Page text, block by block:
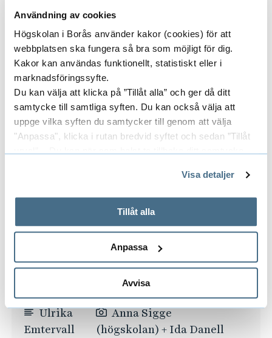
Användning av cookies
Högskolan i Borås använder kakor (cookies) för att
webbplatsen ska fungera så bra som möjligt för dig.
Kakor kan användas funktionellt, statistiskt eller i
marknadsföringssyfte.
Du kan välja att klicka på ”Tillåt alla” och ger då ditt
samtycke till samtliga syften. Du kan också välja att
uppge vilka syften du samtycker till genom att välja
"Anpassa", klicka i rutan bredvid syftet och sedan ”Tillåt
används och hur vi och våra leverantörer inhämtar och
behandlar personuppgifter.
Visa detaljer
Tillåt alla
Anpassa
Avvisa
– Allt är inte spikat ännu, men nu har vi
möjlighet att expandera det vi har påbörjat.
Det innebär bland annat många fler
utvecklingssprintar, fler aktiviteter för att nå ut
till studenter och även för att inkludera de
mindre techföretagen i vårt samarbete, säger
Gustaf Juell-Skielse.
Techarena Borås kommer också att satsa mer
på det livslånga lärandet i form av
är ute i yrkeslivet och arbetar inom dagens
techföretag.
Läs mer om Techarena Borås
Ulrika
Emtervall
Anna Sigge
(högskolan) + Ida Danell